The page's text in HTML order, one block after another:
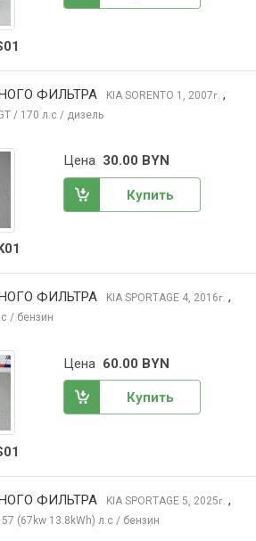
ФИЛЬТРА KIA SORENTO 1, 2007г. ,
/ 170 л.с / дизель
Цена 30.00 BYN
Купить
ФИЛЬТРА KIA SPORTAGE 4, 2016г. ,
/ бензин
Цена 60.00 BYN
Купить
ФИЛЬТРА KIA SPORTAGE 5, 2025г. ,
(67kw 13.8kWh) л.с / бензин